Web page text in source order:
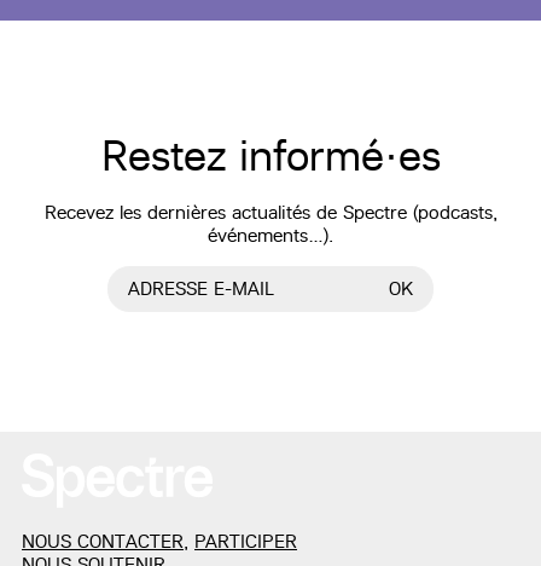
Restez informé·es
Recevez les dernières actualités de Spectre (podcasts,
événements…).
ADRESSE E-MAIL OK
NOUS CONTACTER PARTICIPER